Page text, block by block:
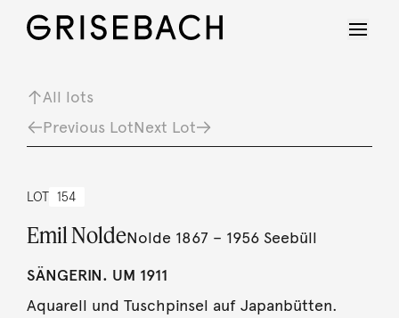
All lots
Previous LotNext Lot
LOT 154
Emil NoldeNolde 1867 – 1956 Seebüll
SÄNGERIN. UM 1911
Aquarell und Tuschpinsel auf Japanbütten.